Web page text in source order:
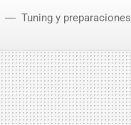
Tuning y preparaciones